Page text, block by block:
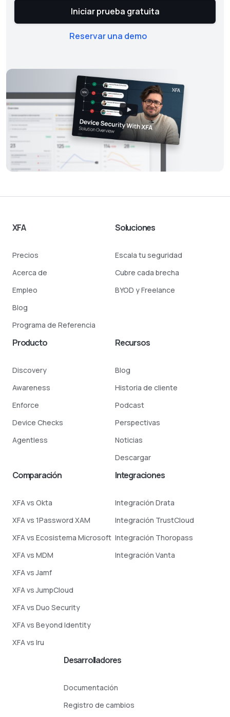
Iniciar prueba gratuita
Reservar una demo
XFA
Precios
Acerca de
Empleo
Blog
Programa de Referencia
Soluciones
Escala tu seguridad
Cubre cada brecha
BYOD y Freelance
Producto
Discovery
Awareness
Enforce
Device Checks
Agentless
Recursos
Blog
Historia de cliente
Podcast
Perspectivas
Noticias
Descargar
Comparación
XFA vs Okta
XFA vs 1Password XAM
XFA vs Ecosistema Microsoft
XFA vs MDM
XFA vs Jamf
XFA vs JumpCloud
XFA vs Duo Security
XFA vs Beyond Identity
XFA vs Iru
Integraciones
Integración Drata
Integración TrustCloud
Integración Thoropass
Integración Vanta
Desarrolladores
Documentación
Registro de cambios